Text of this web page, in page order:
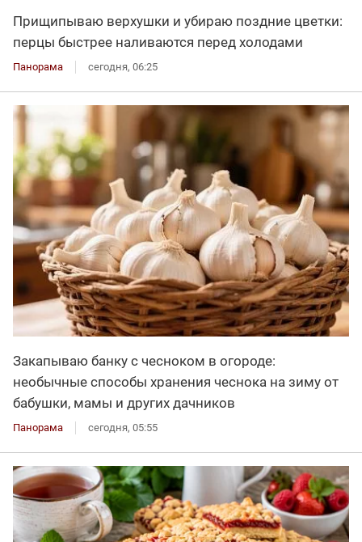
Прищипываю верхушки и убираю поздние цветки:
перцы быстрее наливаются перед холодами
Панорама сегодня, 06:25
Закапываю банку с чесноком в огороде:
необычные способы хранения чеснока на зиму от
бабушки, мамы и других дачников
Панорама сегодня, 05:55